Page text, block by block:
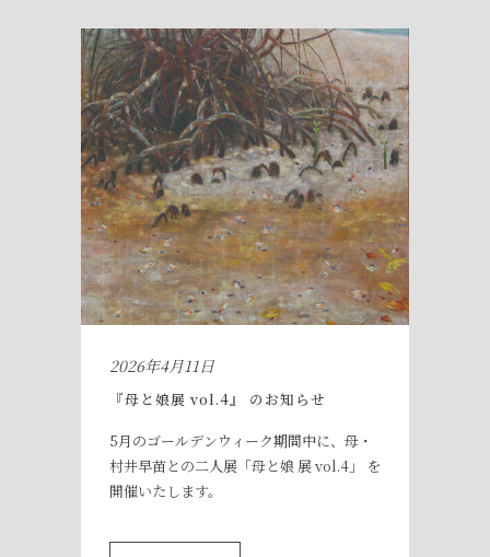
2026年4月11日
『母と娘展 vol.4』 のお知らせ
5月のゴールデンウィーク期間中に、母・
村井早苗との二人展「母と娘 展 vol.4」 を
開催いたします。